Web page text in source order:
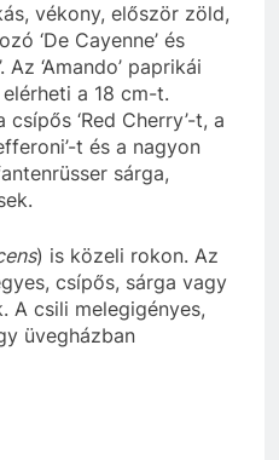
vékony, először zöld,
‘De Cayenne’ és
Az ‘Amando’ paprikái
a 18 cm-t.
‘Red Cherry’-t, a
t és a nagyon
sárga,
) is közeli rokon. Az
csípős, sárga vagy
A csili melegigényes,
üvegházban